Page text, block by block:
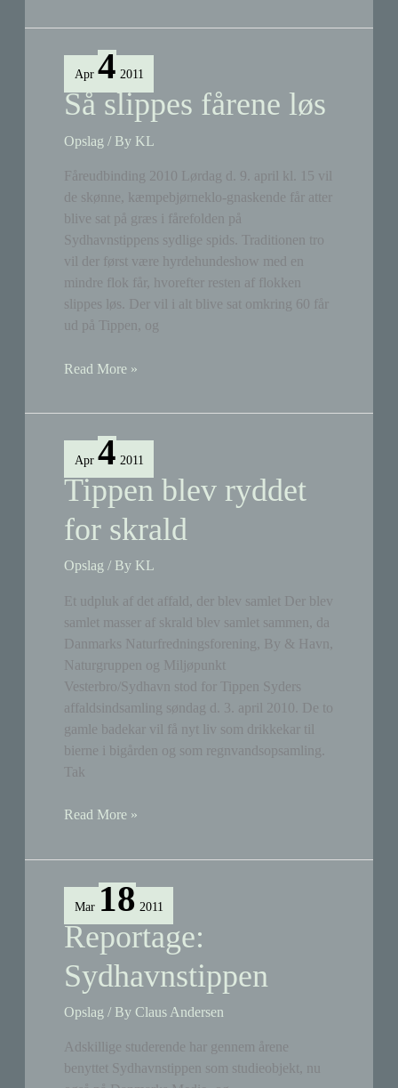
biologisk
mangfoldighed
Apr 4 2011
Så slippes fårene løs
Opslag / By KL
Fåreudbinding 2010 Lørdag d. 9. april kl. 15 vil
de skønne, kæmpebjørneklo-gnaskende får atter
blive sat på græs i fårefolden på
Sydhavnstippens sydlige spids. Traditionen tro
vil der først være hyrdehundeshow med en
mindre flok får, hvorefter resten af flokken
slippes løs. Der vil i alt blive sat omkring 60 får
ud på Tippen, og
Så
fårene
Read More »
Apr 4 2011
Tippen blev ryddet
for skrald
Opslag / By KL
Et udpluk af det affald, der blev samlet Der blev
samlet masser af skrald blev samlet sammen, da
Danmarks Naturfredningsforening, By & Havn,
Naturgruppen og Miljøpunkt
Vesterbro/Sydhavn stod for Tippen Syders
affaldsindsamling søndag d. 3. april 2010. De to
gamle badekar vil få nyt liv som drikkekar til
bierne i bigården og som regnvandsopsamling.
Tak
Tippen
ryddet
skrald
Read More »
Mar 18 2011
Reportage:
Sydhavnstippen
Opslag / ByClaus Andersen
Adskillige studerende har gennem årene
benyttet Sydhavnstippen som studieobjekt, nu